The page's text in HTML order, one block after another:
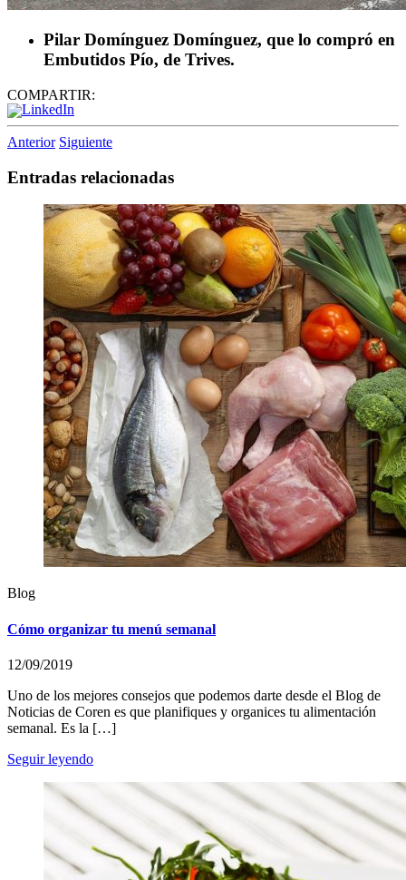
Pilar Domínguez Domínguez, que lo compró en
Embutidos Pío, de Trives.
COMPARTIR:
Anterior Siguiente
Entradas relacionadas
Blog
Cómo organizar tu menú semanal
12/09/2019
Uno de los mejores consejos que podemos darte desde el Blog de
Noticias de Coren es que planifiques y organices tu alimentación
semanal. Es la […]
Seguir leyendo